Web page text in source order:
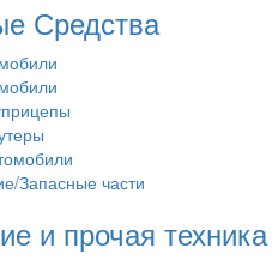
Средства
Запасные части
и прочая техника